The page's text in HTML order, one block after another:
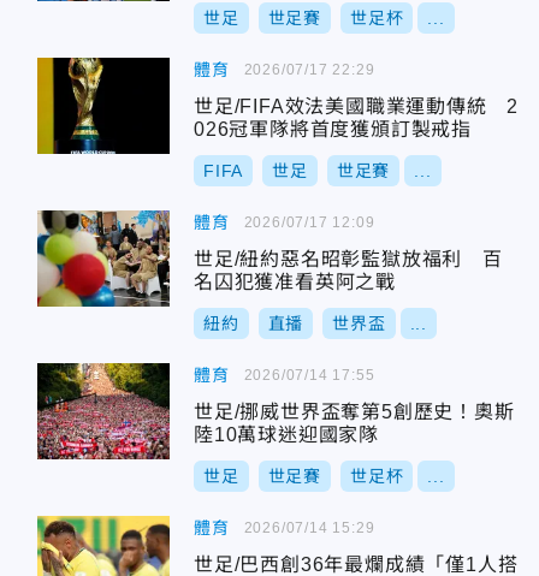
世足 世足賽 世足杯
體育
世足/FIFA效法美國職業運動傳統 2
026冠軍隊將首度獲頒訂製戒指
FIFA 世足 世足賽
2026/07/17 22:29
體育
世足/紐約惡名昭彰監獄放福利 百
名囚犯獲准看英阿之戰
紐約 直播 世界盃
2026/07/17 12:09
體育
世足/挪威世界盃奪第5創歷史！奧斯
陸10萬球迷迎國家隊
世足 世足賽 世足杯
2026/07/14 17:55
體育
世足/巴西創36年最爛成績「僅1人搭
2026/07/14 15:29